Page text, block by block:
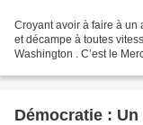
Croyant avoir à faire à un
et décampe à toutes
Washington . C’est le
Démocratie :